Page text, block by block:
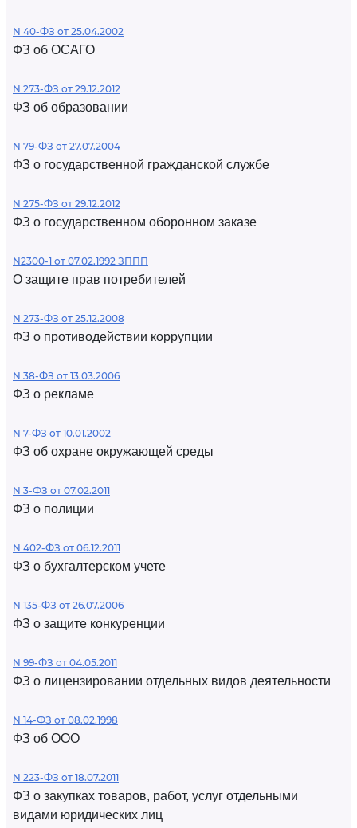
N 40-ФЗ от 25.04.2002
ФЗ об ОСАГО
N 273-ФЗ от 29.12.2012
ФЗ об образовании
N 79-ФЗ от 27.07.2004
ФЗ о государственной гражданской службе
N 275-ФЗ от 29.12.2012
ФЗ о государственном оборонном заказе
N2300-1 от 07.02.1992 ЗППП
О защите прав потребителей
N 273-ФЗ от 25.12.2008
ФЗ о противодействии коррупции
N 38-ФЗ от 13.03.2006
ФЗ о рекламе
N 7-ФЗ от 10.01.2002
ФЗ об охране окружающей среды
N 3-ФЗ от 07.02.2011
ФЗ о полиции
N 402-ФЗ от 06.12.2011
ФЗ о бухгалтерском учете
N 135-ФЗ от 26.07.2006
ФЗ о защите конкуренции
N 99-ФЗ от 04.05.2011
ФЗ о лицензировании отдельных видов деятельности
N 14-ФЗ от 08.02.1998
ФЗ об ООО
N 223-ФЗ от 18.07.2011
ФЗ о закупках товаров, работ, услуг отдельными
видами юридических лиц